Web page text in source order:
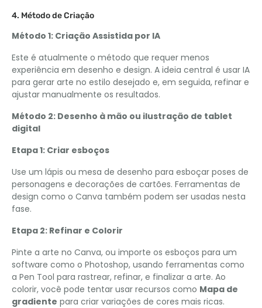
4. Método de Criação
Método 1: Criação Assistida por IA
Este é atualmente o método que requer menos
experiência em desenho e design. A ideia central é usar IA
para gerar arte no estilo desejado e, em seguida, refinar e
ajustar manualmente os resultados.
Método 2: Desenho à mão ou ilustração de tablet
digital
Etapa 1: Criar esboços
Use um lápis ou mesa de desenho para esboçar poses de
personagens e decorações de cartões. Ferramentas de
design como o Canva também podem ser usadas nesta
fase.
Etapa 2: Refinar e Colorir
Pinte a arte no Canva, ou importe os esboços para um
software como o Photoshop, usando ferramentas como
a Pen Tool para rastrear, refinar, e finalizar a arte. Ao
colorir, você pode tentar usar recursos como Mapa de
gradiente para criar variações de cores mais ricas.